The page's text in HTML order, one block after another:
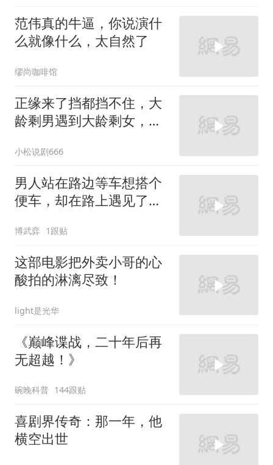
范伟真的牛逼，你说演什
么就像什么，太自然了
缪尚咖啡馆
正缘来了挡都挡不住，大
龄剩男遇到大龄剩女，两
小松说剧666
男人站在路边等车想搭个
便车，却在路上遇见了其
博武弈 1跟贴
这部电影把外卖小哥的心
酸拍的淋漓尽致！
light是光华
《巅峰谍战，二十年后再
无超越！》
碗晚科普 144跟贴
喜剧界传奇：那一年，他
横空出世